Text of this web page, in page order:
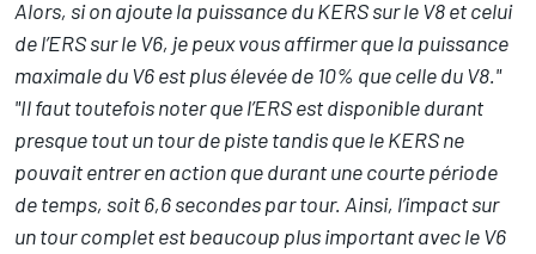
Alors, si on ajoute la puissance du KERS sur le V8 et celui
de l’ERS sur le V6, je peux vous affirmer que la puissance
maximale du V6 est plus élevée de 10% que celle du V8."
"Il faut toutefois noter que l’ERS est disponible durant
presque tout un tour de piste tandis que le KERS ne
pouvait entrer en action que durant une courte période
de temps, soit 6,6 secondes par tour. Ainsi, l’impact sur
un tour complet est beaucoup plus important avec le V6